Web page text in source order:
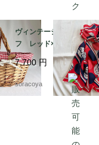
ヴィンテージスカー
フ レッド×ネイビー
バルーン ドット柄
シルク フランス 19
acm31-5
7,700円
soracoya